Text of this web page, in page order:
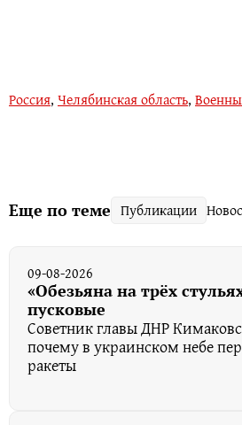
Россия, Челябинская область,
Еще по теме Публикации
09-08-2026
«Обезьяна на трёх
пусковые
Советник главы ДНР
почему в украинском небе
ракеты